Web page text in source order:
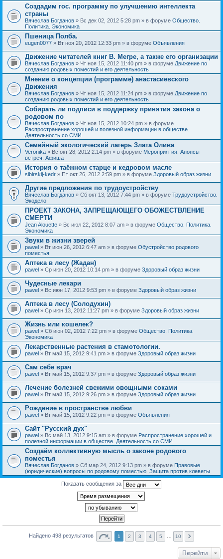
Создадим гос. программу по улучшению интеллекта
страны
Вячеслав Богданов » Вс дек 02, 2012 5:28 pm » в форуме Общество.
Политика. Экономика
Пшеница Полба.
eugen0077 » Вт ноя 20, 2012 12:33 pm » в форуме Объявления
Движение читателей книг В. Мегре, а также его организации
Вячеслав Богданов » Чт ноя 15, 2012 11:40 pm » в форуме Движение по
созданию родовых поместий и его деятельность
Мнение о концепции (программе) анастасиевского
Движения
Вячеслав Богданов » Чт ноя 15, 2012 11:24 pm » в форуме Движение по
созданию родовых поместий и его деятельность
Собирать ли подписи в поддержку принятия закона о
родовом по
Вячеслав Богданов » Чт ноя 15, 2012 10:24 pm » в форуме
Распространение хорошей и полезной информации в обществе.
Деятельность со СМИ
Семейный экологический лагерь Злата Олива
Veronika » Вс окт 28, 2012 2:14 pm » в форуме Мероприятия. Анонсы
встреч. Афиша
История о таёжном старце и кедровом масле
sibirskij-kedr » Пт окт 26, 2012 2:59 pm » в форуме Здоровый образ жизни
Другие предложения по трудоустройству
Вячеслав Богданов » Сб окт 13, 2012 7:44 pm » в форуме Трудоустройство.
Экодело
ПРОЕКТ ЗАКОНА, ЗАПРЕЩАЮЩЕГО ОБОЖЕСТВЛЕНИЕ
СМЕРТИ
Jean Alouette » Вс июл 22, 2012 8:07 am » в форуме Общество. Политика.
Экономика
Звуки в жизни зверей
pawel » Вт июн 26, 2012 6:47 am » в форуме Обустройство родового
поместья
Аптека в лесу (Жадан)
pawel » Ср июн 20, 2012 10:14 pm » в форуме Здоровый образ жизни
Чудесные лекари
pawel » Вс июн 17, 2012 9:53 pm » в форуме Здоровый образ жизни
Аптека в лесу (Солодухин)
pawel » Ср июн 13, 2012 11:27 pm » в форуме Здоровый образ жизни
Жизнь или кошелек?
pawel » Сб июн 02, 2012 7:22 pm » в форуме Общество. Политика.
Экономика
Лекарственные растения в стамотологии.
pawel » Вт май 15, 2012 9:41 pm » в форуме Здоровый образ жизни
Сам себе врач
pawel » Вт май 15, 2012 9:37 pm » в форуме Здоровый образ жизни
Лечение болезней свежими овощными соками
pawel » Вт май 15, 2012 9:26 pm » в форуме Здоровый образ жизни
Рождение в пространстве любви
pawel » Вт май 15, 2012 9:22 pm » в форуме Объявления
Сайт "Русский дух"
pawel » Вс май 13, 2012 9:15 am » в форуме Распространение хорошей и
полезной информации в обществе. Деятельность со СМИ
Создаём коллективную мысль о законе родового
поместья
Вячеслав Богданов » Сб мар 24, 2012 9:13 pm » в форуме Правовые
(юридические) вопросы по родовому поместью. Защита против клеветы
Показать сообщения за
Найдено 498 результатов 1 2 3 4 5 10
Перейти